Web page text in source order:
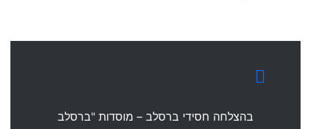
בהצלחה חסידי ברסלב – מוסדות "ברסלב